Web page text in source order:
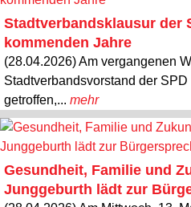
Stadtverbandsklausur der
kommenden Jahre
(28.04.2026) Am vergangenen
Stadtverbandsvorstand der
getroffen,... mehr
Gesundheit, Familie und
Junggeburth lädt zur